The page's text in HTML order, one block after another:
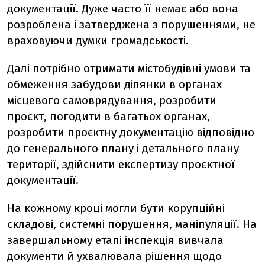
документації. Дуже часто її немає або вона
розроблена і затверджена з порушеннями, не
враховуючи думки громадськості.
Далі потрібно отримати містобудівні умови та
обмеження забудови ділянки в органах
місцевого самоврядування, розробити
проєкт, погодити в багатьох органах,
розробити проєктну документацію відповідно
до генерального плану і детального плану
території, здійснити експертизу проєктної
документації.
На кожному кроці могли бути корупційні
складові, системні порушення, маніпуляції. На
завершальному етапі інспекція вивчала
документи й ухвалювала рішення щодо